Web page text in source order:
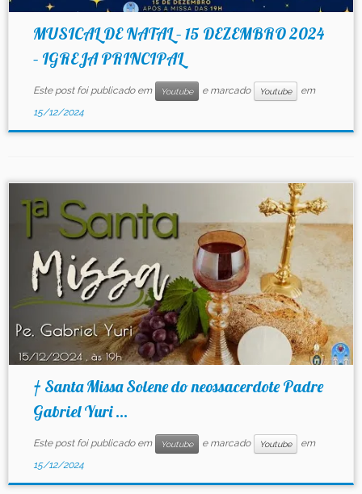
MUSICAL DE NATAL – 15 DEZEMBRO 2024
– IGREJA PRINCIPAL
Este post foi publicado em Youtube e marcado Youtube
em
15/12/2024
† Santa Missa Solene do neossacerdote Padre
Gabriel Yuri ...
Este post foi publicado em Youtube e marcado Youtube
em
15/12/2024